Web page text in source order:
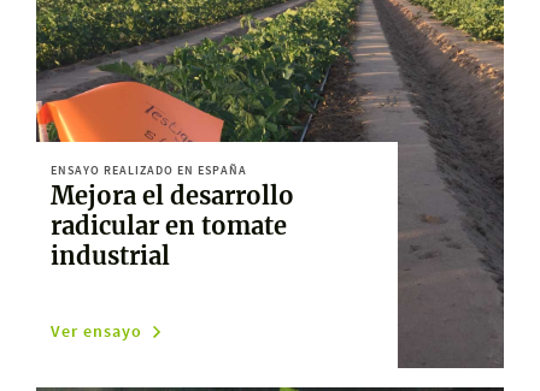
ENSAYO REALIZADO EN ESPAÑA
Mejora el desarrollo
radicular en tomate
industrial
Ver ensayo